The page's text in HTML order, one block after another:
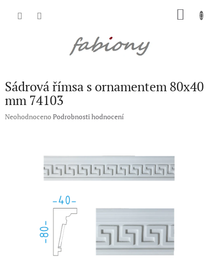
Sádrová římsa s ornamentem 80x40
mm 74103
Průměrné
Neohodnoceno Podrobnosti hodnocení